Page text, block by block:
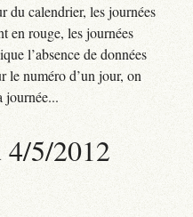
du calendrier, les journées
en rouge, les journées
l’absence de données
le numéro d’un jour, on
journée...
4/5/2012